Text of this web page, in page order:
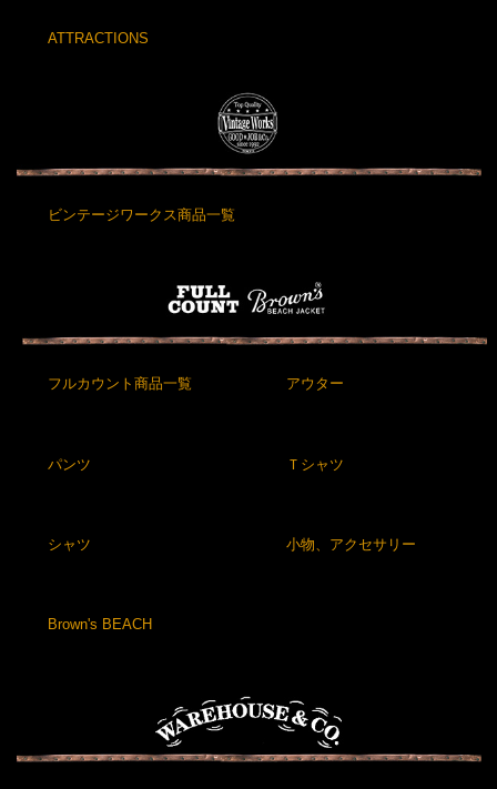
ATTRACTIONS
ビンテージワークス商品一覧
フルカウント商品一覧 アウター
パンツ Ｔシャツ
シャツ 小物、アクセサリー
Brown's BEACH